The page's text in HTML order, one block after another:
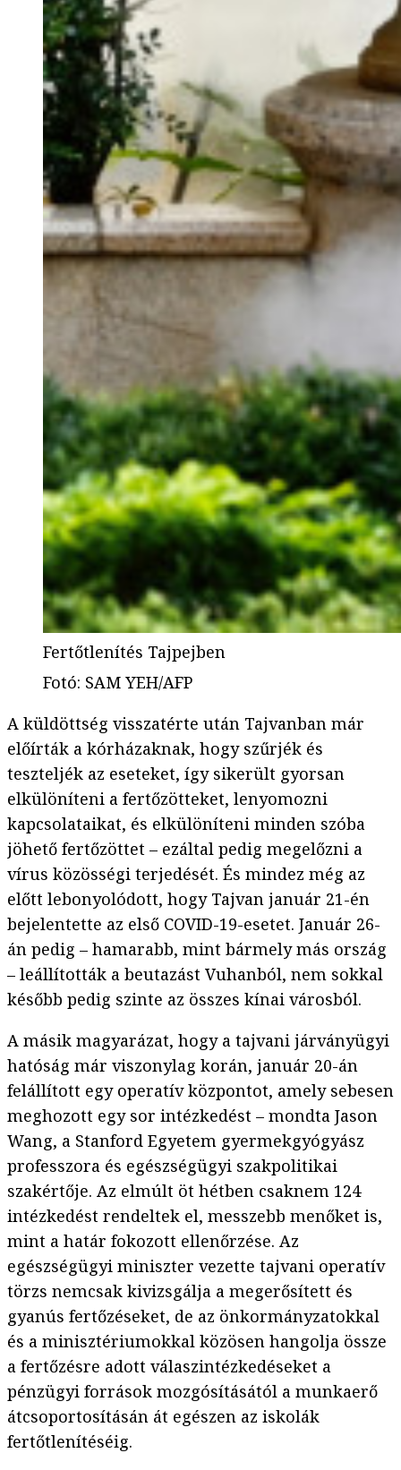
Fertőtlenítés Tajpejben
Fotó: SAM YEH/AFP
A küldöttség visszatérte után Tajvanban már
előírták a kórházaknak, hogy szűrjék és
teszteljék az eseteket, így sikerült gyorsan
elkülöníteni a fertőzötteket, lenyomozni
kapcsolataikat, és elkülöníteni minden szóba
jöhető fertőzöttet – ezáltal pedig megelőzni a
vírus közösségi terjedését. És mindez még az
előtt lebonyolódott, hogy Tajvan január 21-én
bejelentette az első COVID-19-esetet. Január 26-
án pedig – hamarabb, mint bármely más ország
– leállították a beutazást Vuhanból, nem sokkal
később pedig szinte az összes kínai városból.
A másik magyarázat, hogy a tajvani járványügyi
hatóság már viszonylag korán, január 20-án
felállított egy operatív központot, amely sebesen
meghozott egy sor intézkedést – mondta Jason
Wang, a Stanford Egyetem gyermekgyógyász
professzora és egészségügyi szakpolitikai
szakértője. Az elmúlt öt hétben csaknem 124
intézkedést rendeltek el, messzebb menőket is,
mint a határ fokozott ellenőrzése. Az
egészségügyi miniszter vezette tajvani operatív
törzs nemcsak kivizsgálja a megerősített és
gyanús fertőzéseket, de az önkormányzatokkal
és a minisztériumokkal közösen hangolja össze
a fertőzésre adott válaszintézkedéseket a
pénzügyi források mozgósításától a munkaerő
átcsoportosításán át egészen az iskolák
fertőtlenítéséig.